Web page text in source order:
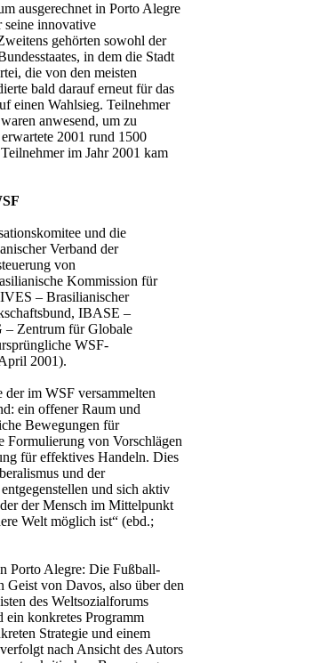
ausgerechnet in Porto Alegre
seine innovative
gehörten sowohl der
in dem die Stadt
die von den meisten
bald darauf erneut für das
einen Wahlsieg. Teilnehmer
anwesend, um zu
2001 rund 1500
im Jahr 2001 kam
und die
Verband der
von
Kommission für
– Brasilianischer
IBASE –
– Zentrum für Globale
WSF-
2001).
der im WSF versammelten
ein offener Raum und
Bewegungen für
Formulierung von Vorschlägen
für effektives Handeln. Dies
und der
und sich aktiv
der Mensch im Mittelpunkt
Welt möglich ist“ (ebd.;
Porto Alegre: Die Fußball-
Geist von Davos, also über den
des Weltsozialforums
ein konkretes Programm
Strategie und einem
nach Ansicht des Autors